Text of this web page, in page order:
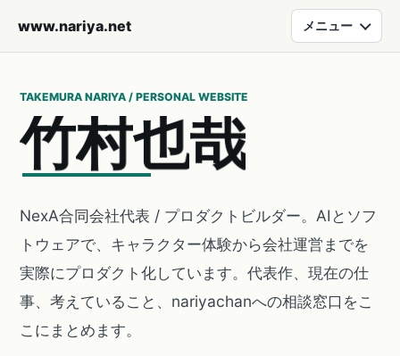
www.nariya.net メニュー
TAKEMURA NARIYA / PERSONAL WEBSITE
竹村也哉
NexA合同会社代表 / プロダクトビルダー。AIとソフ
トウェアで、キャラクター体験から会社運営までを
実際にプロダクト化しています。代表作、現在の仕
事、考えていること、nariyachanへの相談窓口をこ
こにまとめます。